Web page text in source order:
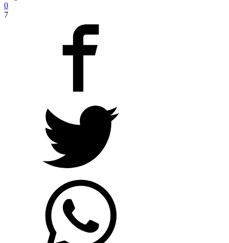
0
7